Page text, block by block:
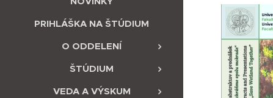
PRIHLÁŠKA NA ŠTÚDIUM
O ODDELENÍ
ŠTÚDIUM
VEDA A VÝSKUM